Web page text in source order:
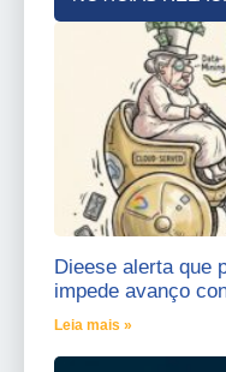
Dieese alerta que
impede avanço
Leia mais »